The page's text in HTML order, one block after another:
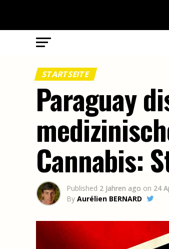
STARTSEITE
Paraguay
Cannabis:
Published 2 Jahren ago on 24
By Aurélien BERNARD